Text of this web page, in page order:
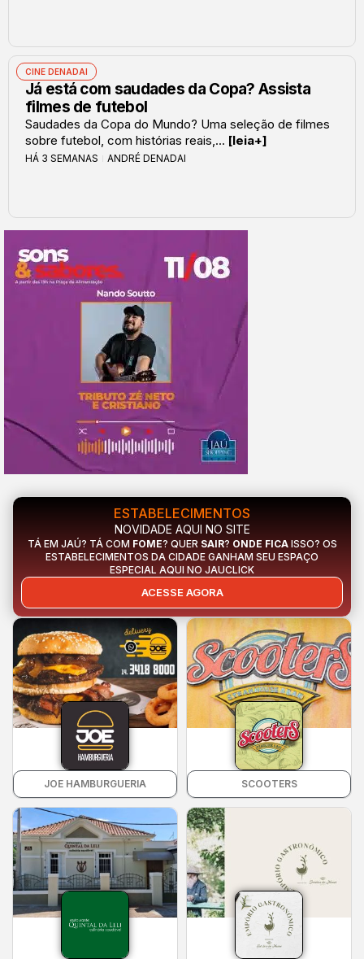
CINE DENADAI
Já está com saudades da Copa? Assista
filmes de futebol
Saudades da Copa do Mundo? Uma seleção de filmes
sobre futebol, com histórias reais,... [leia+]
HÁ 3 SEMANAS ANDRÉ DENADAI
JOE HAMBURGUERIA SCOOTERS
ESTABELECIMENTOS
NOVIDADE AQUI NO SITE
TÁ EM JAÚ? TÁ COM FOME? QUER SAIR? ONDE FICAISSO? OS
ESTABELECIMENTOS DA CIDADE GANHAM SEU ESPAÇO
ESPECIAL AQUI NO JAUCLICK
ACESSE AGORA